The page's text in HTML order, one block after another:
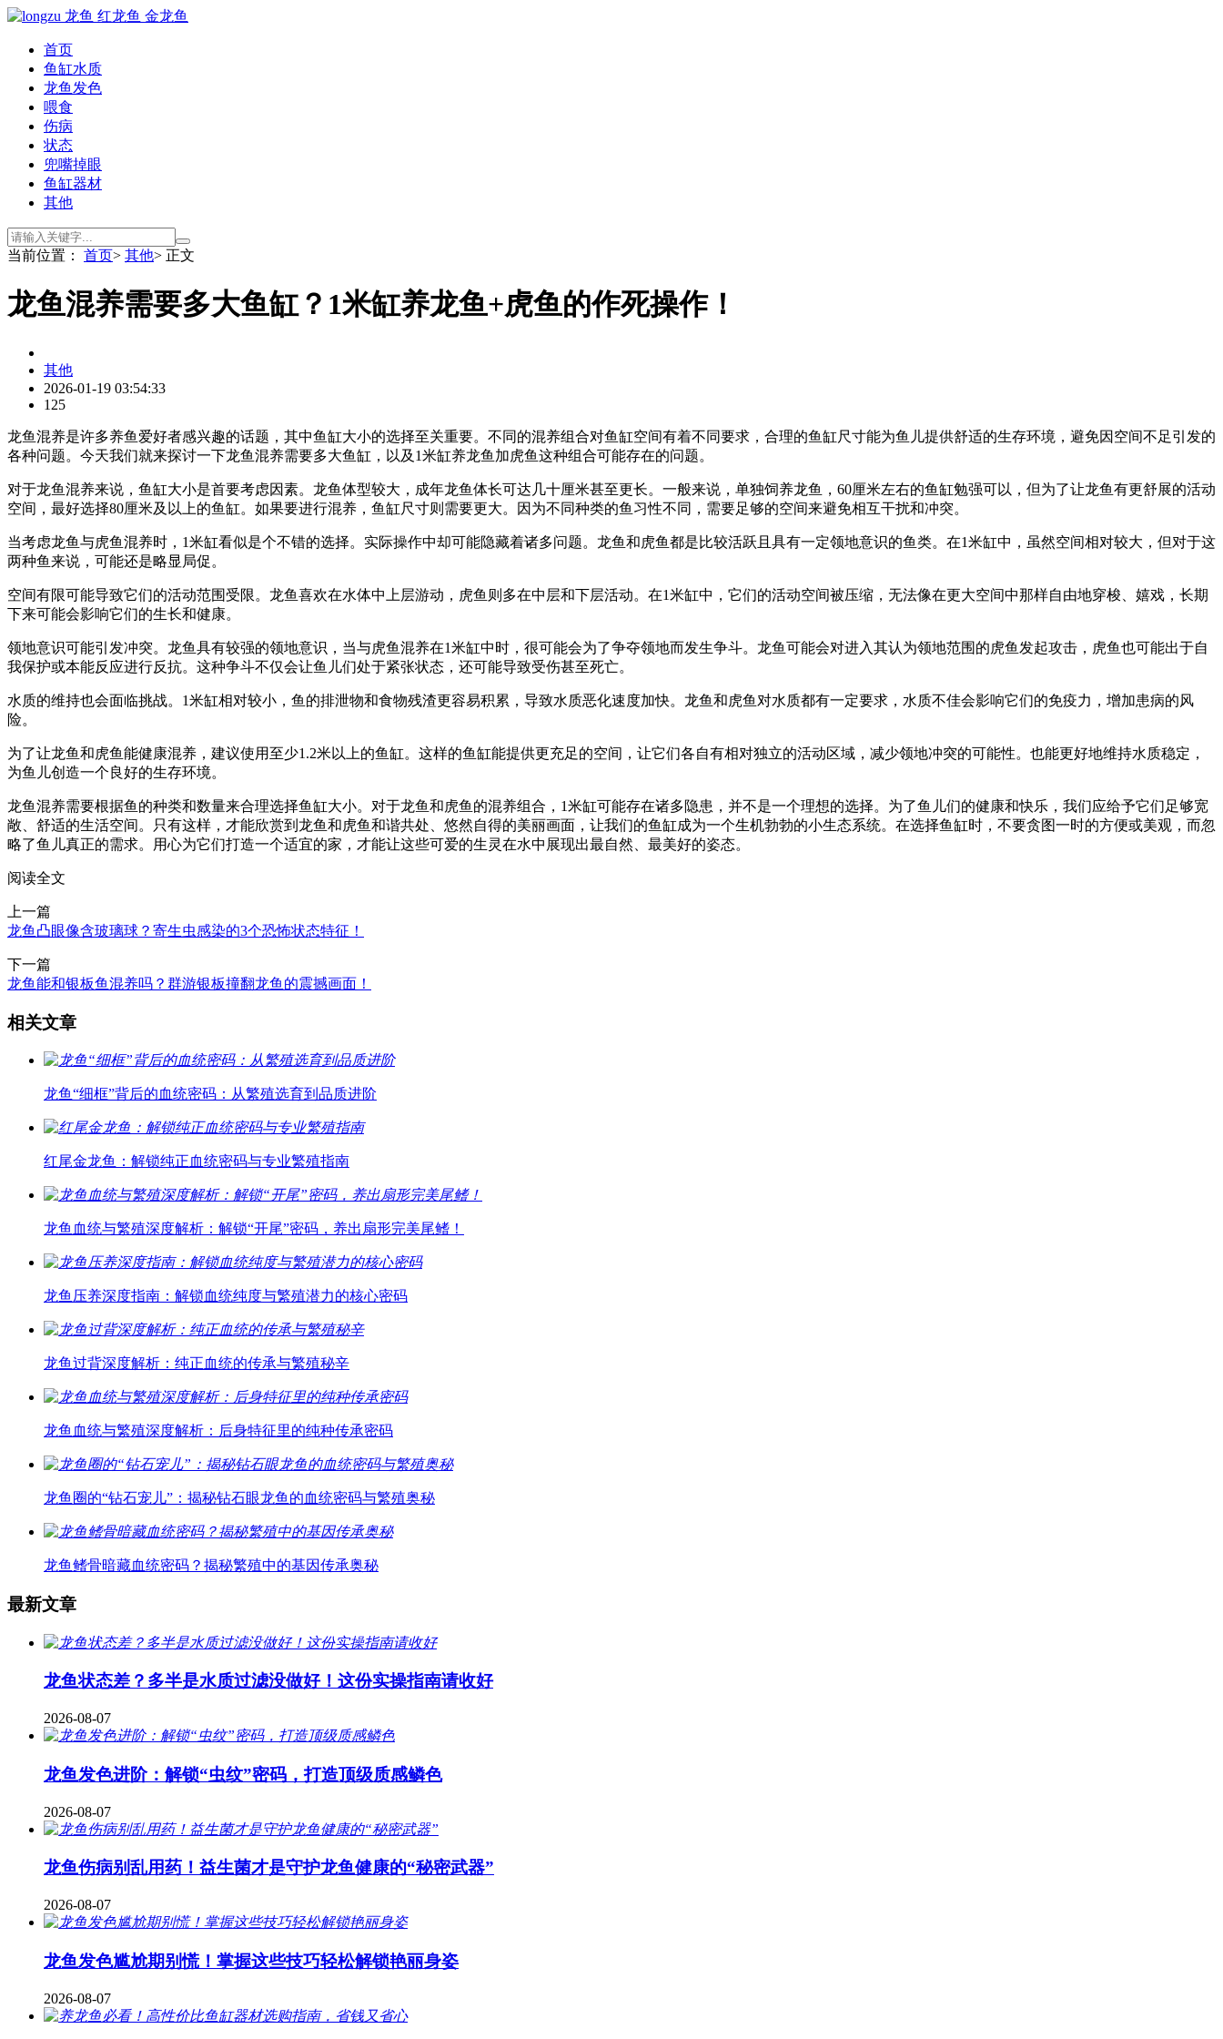
首页
鱼缸水质
龙鱼发色
喂食
伤病
状态
兜嘴掉眼
鱼缸器材
其他
当前位置： 首页> 其他> 正文
龙鱼混养需要多大鱼缸？1米缸养龙鱼+虎鱼的作死操作！
其他
2026-01-19 03:54:33
125
龙鱼混养是许多养鱼爱好者感兴趣的话题，其中鱼缸大小的选择至关重要。不同的混养组合对鱼缸空间有着不同要求，合理的鱼缸尺寸能为鱼儿提供舒适的生存环境，避免因空间不足引发的
各种问题。今天我们就来探讨一下龙鱼混养需要多大鱼缸，以及1米缸养龙鱼加虎鱼这种组合可能存在的问题。
对于龙鱼混养来说，鱼缸大小是首要考虑因素。龙鱼体型较大，成年龙鱼体长可达几十厘米甚至更长。一般来说，单独饲养龙鱼，60厘米左右的鱼缸勉强可以，但为了让龙鱼有更舒展的活动
空间，最好选择80厘米及以上的鱼缸。如果要进行混养，鱼缸尺寸则需要更大。因为不同种类的鱼习性不同，需要足够的空间来避免相互干扰和冲突。
当考虑龙鱼与虎鱼混养时，1米缸看似是个不错的选择。实际操作中却可能隐藏着诸多问题。龙鱼和虎鱼都是比较活跃且具有一定领地意识的鱼类。在1米缸中，虽然空间相对较大，但对于这
两种鱼来说，可能还是略显局促。
空间有限可能导致它们的活动范围受限。龙鱼喜欢在水体中上层游动，虎鱼则多在中层和下层活动。在1米缸中，它们的活动空间被压缩，无法像在更大空间中那样自由地穿梭、嬉戏，长期
下来可能会影响它们的生长和健康。
领地意识可能引发冲突。龙鱼具有较强的领地意识，当与虎鱼混养在1米缸中时，很可能会为了争夺领地而发生争斗。龙鱼可能会对进入其认为领地范围的虎鱼发起攻击，虎鱼也可能出于自
我保护或本能反应进行反抗。这种争斗不仅会让鱼儿们处于紧张状态，还可能导致受伤甚至死亡。
水质的维持也会面临挑战。1米缸相对较小，鱼的排泄物和食物残渣更容易积累，导致水质恶化速度加快。龙鱼和虎鱼对水质都有一定要求，水质不佳会影响它们的免疫力，增加患病的风
险。
为了让龙鱼和虎鱼能健康混养，建议使用至少1.2米以上的鱼缸。这样的鱼缸能提供更充足的空间，让它们各自有相对独立的活动区域，减少领地冲突的可能性。也能更好地维持水质稳定，
为鱼儿创造一个良好的生存环境。
龙鱼混养需要根据鱼的种类和数量来合理选择鱼缸大小。对于龙鱼和虎鱼的混养组合，1米缸可能存在诸多隐患，并不是一个理想的选择。为了鱼儿们的健康和快乐，我们应给予它们足够宽
敞、舒适的生活空间。只有这样，才能欣赏到龙鱼和虎鱼和谐共处、悠然自得的美丽画面，让我们的鱼缸成为一个生机勃勃的小生态系统。在选择鱼缸时，不要贪图一时的方便或美观，而忽
略了鱼儿真正的需求。用心为它们打造一个适宜的家，才能让这些可爱的生灵在水中展现出最自然、最美好的姿态。
阅读全文
上一篇
龙鱼凸眼像含玻璃球？寄生虫感染的3个恐怖状态特征！
下一篇
龙鱼能和银板鱼混养吗？群游银板撞翻龙鱼的震撼画面！
相关文章
龙鱼“细框”背后的血统密码：从繁殖选育到品质进阶
红尾金龙鱼：解锁纯正血统密码与专业繁殖指南
龙鱼血统与繁殖深度解析：解锁“开尾”密码，养出扇形完美尾鳍！
龙鱼压养深度指南：解锁血统纯度与繁殖潜力的核心密码
龙鱼过背深度解析：纯正血统的传承与繁殖秘辛
龙鱼血统与繁殖深度解析：后身特征里的纯种传承密码
龙鱼圈的“钻石宠儿”：揭秘钻石眼龙鱼的血统密码与繁殖奥秘
龙鱼鳍骨暗藏血统密码？揭秘繁殖中的基因传承奥秘
最新文章
龙鱼状态差？多半是水质过滤没做好！这份实操指南请收好
2026-08-07
龙鱼发色进阶：解锁“虫纹”密码，打造顶级质感鳞色
2026-08-07
龙鱼伤病别乱用药！益生菌才是守护龙鱼健康的“秘密武器”
2026-08-07
龙鱼发色尴尬期别慌！掌握这些技巧轻松解锁艳丽身姿
2026-08-07